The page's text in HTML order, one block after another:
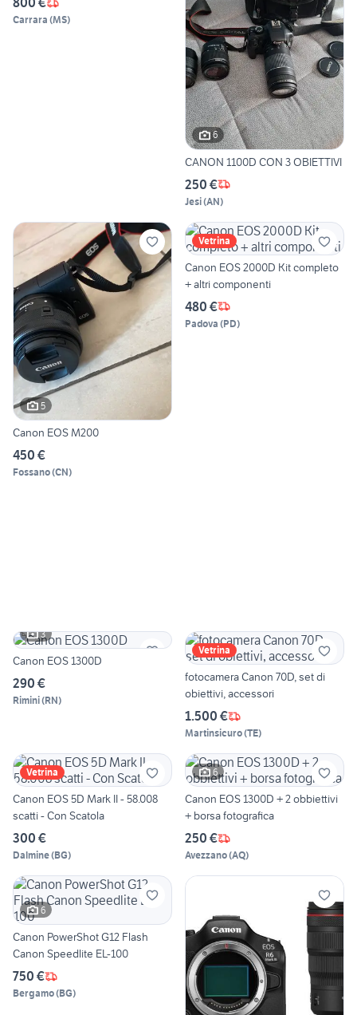
Carrara (MS)
6
CANON 1100D CON 3 OBIETTIVI
250 €
Jesi(AN)
5
Canon EOS M200
450 €
Fossano(CN)
Vetrina
Canon EOS 2000D Kit completo
+ altri componenti
480 €
Padova (PD)
3
Canon EOS 1300D
290 €
Rimini(RN)
Vetrina
fotocamera Canon 70D, set di
obiettivi, accessori
1.500 €
Martinsicuro(TE)
Vetrina
Canon EOS 5D Mark II - 58.008
scatti - Con Scatola
300 €
Dalmine(BG)
6
Canon EOS 1300D + 2 obbiettivi
+ borsa fotografica
250 €
Avezzano(AQ)
6
Canon PowerShot G12 Flash
Canon Speedlite EL-100
750 €
Bergamo(BG)